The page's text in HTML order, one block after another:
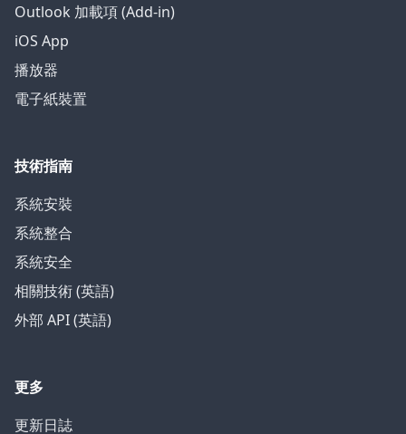
Outlook 加載項 (Add-in)
iOS App
播放器
電子紙裝置
技術指南
系統安裝
系統整合
系統安全
相關技術 (英語)
外部 API (英語)
更多
更新日誌